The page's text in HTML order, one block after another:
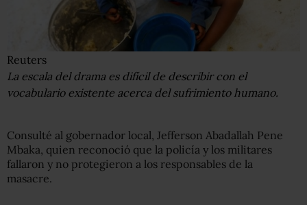
Reuters
La escala del drama es difícil de describir con el
vocabulario existente acerca del sufrimiento humano.
Consulté al gobernador local, Jefferson Abadallah Pene
Mbaka, quien reconoció que la policía y los militares
fallaron y no protegieron a los responsables de la
masacre.